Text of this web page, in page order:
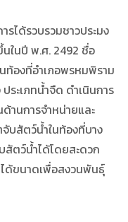
ด้รวบรวมชาวประมง
ในปี พ.ศ. 2492 ชื่อ
ท้องที่อำเภอพรหมพิราม
ะเภทน้ำจืด ดำเนินการ
านการจำหน่ายและ
บสัตว์น้ำในท้องที่บาง
ตว์น้ำได้โดยสะดวก
ด้ขนาดเพื่อสงวนพันธุ์